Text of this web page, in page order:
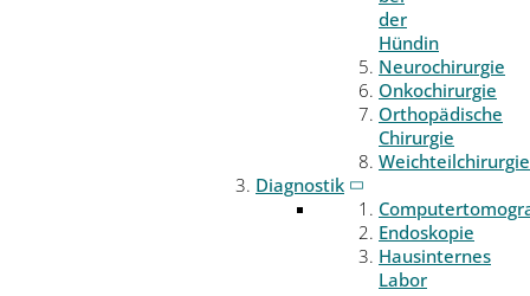
der
Hündin
Neurochirurgie
Onkochirurgie
Orthopädische
Chirurgie
Weichteilchirurgie
Diagnostik
Endoskopie
Hausinternes
Labor